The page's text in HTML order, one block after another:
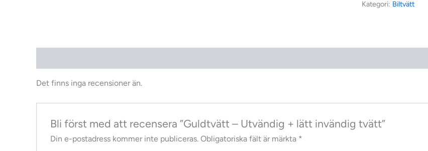
Kategori: Biltvätt
Det finns inga recensioner än.
Bli först med att recensera ”Guldtvätt – Utvändig + lätt invändig tvätt”
Din e-postadress kommer inte publiceras. Obligatoriska fält är märkta *